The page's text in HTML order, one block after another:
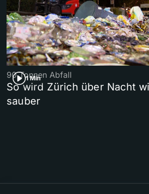
1 Min
90 Tonnen Abfall
So wird Zürich über Nacht
sauber